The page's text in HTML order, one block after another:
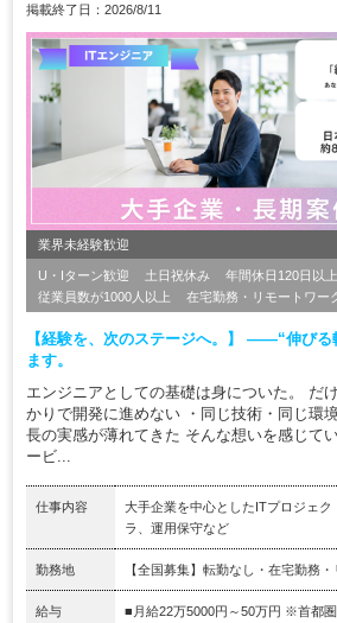
掲載終了日：2026/8/11
業界未経験歓迎
U・Iターン歓迎 土日祝休み
年間休日120日以上
従業員数が1000人以上
在宅勤務・リモートワー
【経験を、次のステージへ。】 ――“伸びる
ます。
エンジニアとしての基礎は身についた。
かりで開発に進めない ・同じ技術・同じ環
長の実感が薄れてきた そんな想いを感じて
ービ...
仕事内容
大手企業を中心としたITプロジェク
ラ、運用保守など
勤務地 【全国募集】転勤なし・在宅勤務
給与
■月給22万5000円～50万円 ※首都